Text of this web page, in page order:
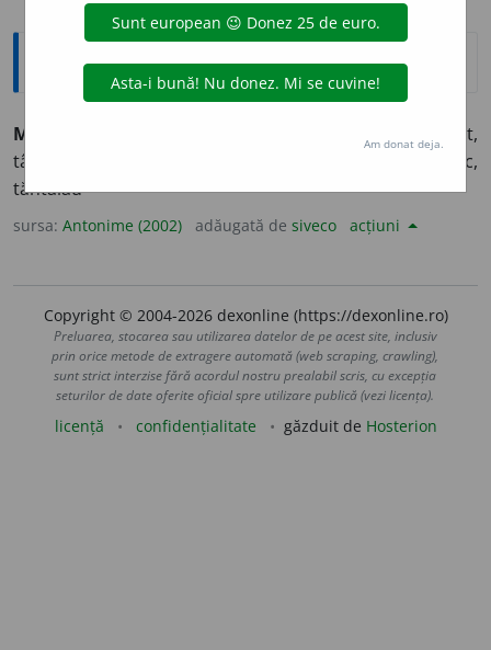
Antonime
Mintios
≠ bleg, nătărău, năuc, neghiob, nerod, netot,
tâmp, tont, redus, nătâng, nepriceput, prost, prostănac,
tăntălău
sursa: Antonime (2002) adăugată de siveco acțiuni
Copyright © 2004-2026 dexonline (https://dexonline.ro)
Preluarea, stocarea sau utilizarea datelor de pe acest site, inclusiv
prin orice metode de extragere automată (web scraping, crawling),
sunt strict interzise fără acordul nostru prealabil scris, cu excepția
seturilor de date oferite oficial spre utilizare publică (vezi licența).
licență confidențialitate găzduit de Hosterion
Am donat deja.